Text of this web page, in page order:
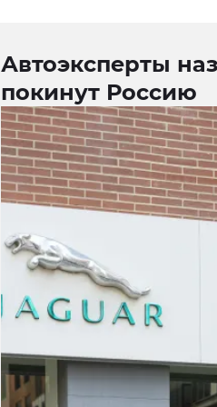
Автоэксперты
покинут Россию